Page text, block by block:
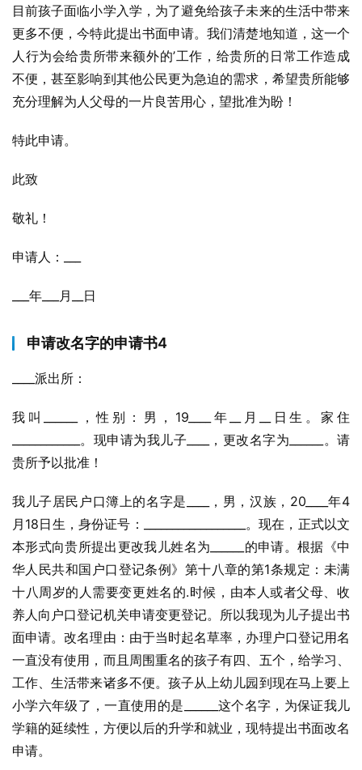
目前孩子面临小学入学，为了避免给孩子未来的生活中带来
更多不便，今特此提出书面申请。我们清楚地知道，这一个
人行为会给贵所带来额外的’工作，给贵所的日常工作造成
不便，甚至影响到其他公民更为急迫的需求，希望贵所能够
充分理解为人父母的一片良苦用心，望批准为盼！
特此申请。
此致
敬礼！
申请人：___
___年___月__日
申请改名字的申请书4
____派出所：
我叫______，性别：男，19____年__月__日生。家住
____________。现申请为我儿子____，更改名字为______。请
贵所予以批准！
我儿子居民户口簿上的名字是____，男，汉族，20____年4
月18日生，身份证号：__________________。现在，正式以文
本形式向贵所提出更改我儿姓名为______的申请。根据《中
华人民共和国户口登记条例》第十八章的第1条规定：未满
十八周岁的人需要变更姓名的.时候，由本人或者父母、收
养人向户口登记机关申请变更登记。所以我现为儿子提出书
面申请。改名理由：由于当时起名草率，办理户口登记用名
一直没有使用，而且周围重名的孩子有四、五个，给学习、
工作、生活带来诸多不便。孩子从上幼儿园到现在马上要上
小学六年级了，一直使用的是______这个名字，为保证我儿
学籍的延续性，方便以后的升学和就业，现特提出书面改名
申请。